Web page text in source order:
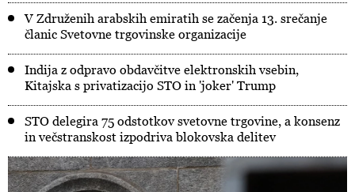
V Združenih arabskih emiratih se začenja 13. srečanje
članic Svetovne trgovinske organizacije
Indija z odpravo obdavčitve elektronskih vsebin,
Kitajska s privatizacijo STO in 'joker' Trump
STO delegira 75 odstotkov svetovne trgovine, a konsenz
in večstranskost izpodriva blokovska delitev